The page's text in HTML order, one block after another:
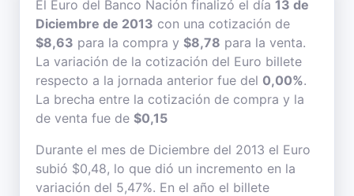
El Euro del Banco Nación finalizó el día 13 de
Diciembre de 2013 con una cotización de
$8,63 para la compra y $8,78 para la venta.
La variación de la cotización del Euro billete
respecto a la jornada anterior fue del 0,00%.
La brecha entre la cotización de compra y la
de venta fue de $0,15
Durante el mes de Diciembre del 2013 el Euro
subió $0,48, lo que dió un incremento en la
variación del 5,47%. En el año el billete